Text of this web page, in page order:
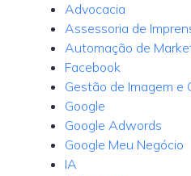
Advocacia
Assessoria de
Automação de
Facebook
Gestão de Imagem e
Google
Google Adwords
Google Meu Negócio
IA